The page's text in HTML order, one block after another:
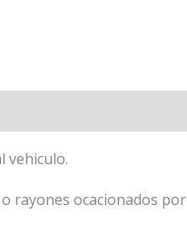
vehiculo.
rayones ocacionados por